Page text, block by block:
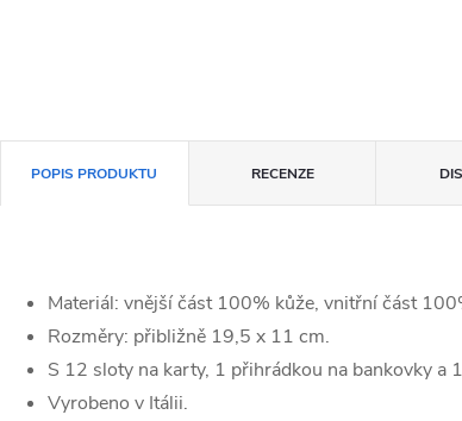
POPIS PRODUKTU RECENZE
Materiál: vnější část 100% kůže, vnitřní část
Rozměry: přibližně 19,5 x 11 cm.
S 12 sloty na karty, 1 přihrádkou na bankovky a
Vyrobeno v Itálii.